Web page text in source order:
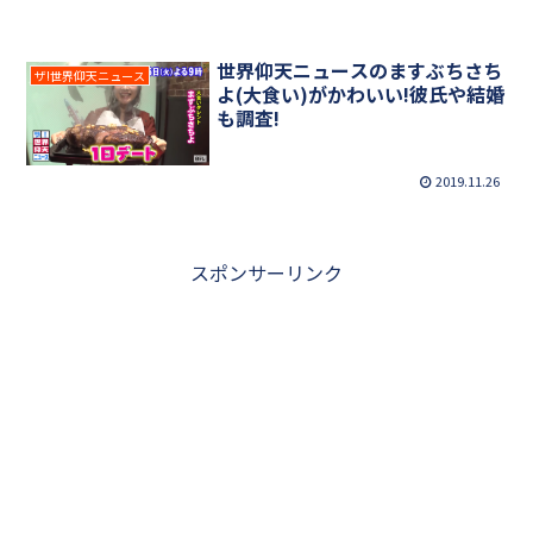
ザ!世界仰天ニュース
世界仰天ニュースのますぶちさち
よ(大食い)がかわいい!彼氏や結婚
も調査!
2019.11.26
スポンサーリンク